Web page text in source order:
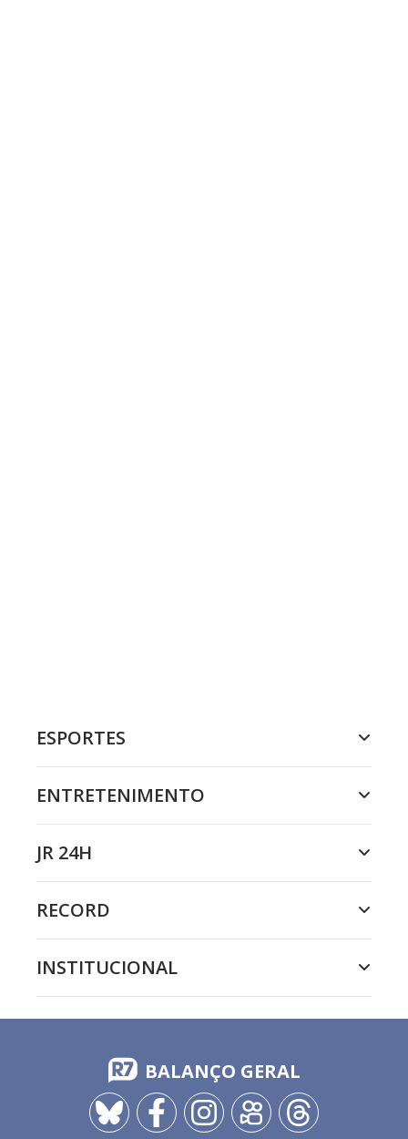
ESPORTES
ENTRETENIMENTO
JR 24H
RECORD
INSTITUCIONAL
BALANÇO GERAL